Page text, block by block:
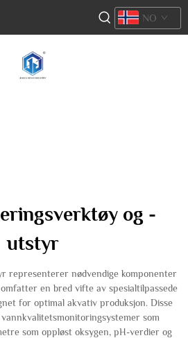
NO
og -
utstyr
representerer nødvendige komponenter
en bred vifte av spesialtilpassede
for optimal akvativ produksjon. Disse
som
som oppløst oksygen, pH-verdier og